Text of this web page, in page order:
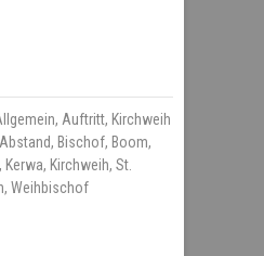
, Auftritt, Kirchweih
Abstand, Bischof, Boom,
, Kerwa, Kirchweih, St.
, Weihbischof